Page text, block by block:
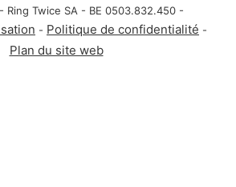
Twice SA - BE 0503.832.450 -
- Politique de confidentialité -
Plan du site web